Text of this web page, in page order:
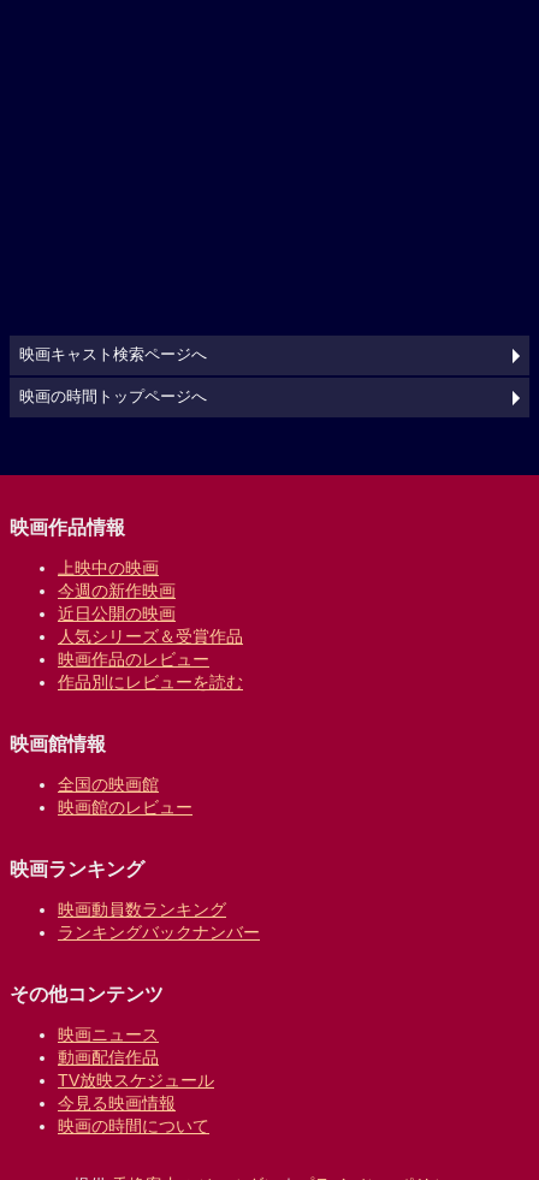
映画キャスト検索ページへ
映画の時間トップページへ
映画作品情報
上映中の映画
今週の新作映画
近日公開の映画
人気シリーズ＆受賞作品
映画作品のレビュー
作品別にレビューを読む
映画館情報
全国の映画館
映画館のレビュー
映画ランキング
映画動員数ランキング
ランキングバックナンバー
その他コンテンツ
映画ニュース
動画配信作品
TV放映スケジュール
今見る映画情報
映画の時間について